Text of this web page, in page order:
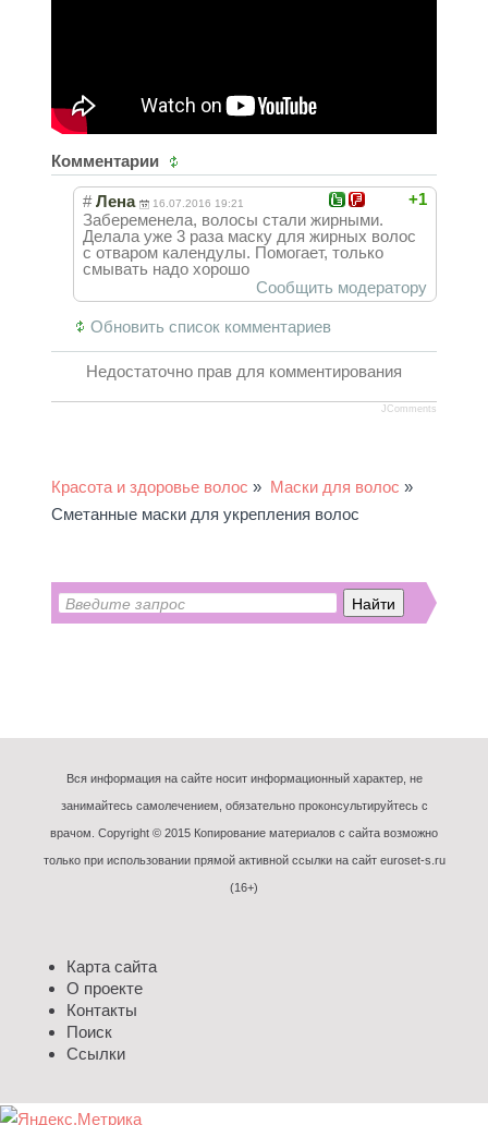
Комментарии
+1
# Лена 16.07.2016 19:21
Забеременела, волосы стали жирными.
Делала уже 3 раза маску для жирных волос
с отваром календулы. Помогает, только
смывать надо хорошо
Сообщить модератору
Обновить список комментариев
Недостаточно прав для комментирования
JComments
Красота и здоровье волос » Маски для волос »
Сметанные маски для укрепления волос
Вся информация на сайте носит информационный характер, не
занимайтесь самолечением, обязательно проконсультируйтесь с
врачом. Copyright © 2015 Копирование материалов с сайта возможно
только при использовании прямой активной ссылки на сайт euroset-s.ru
(16+)
Карта сайта
О проекте
Контакты
Поиск
Ссылки